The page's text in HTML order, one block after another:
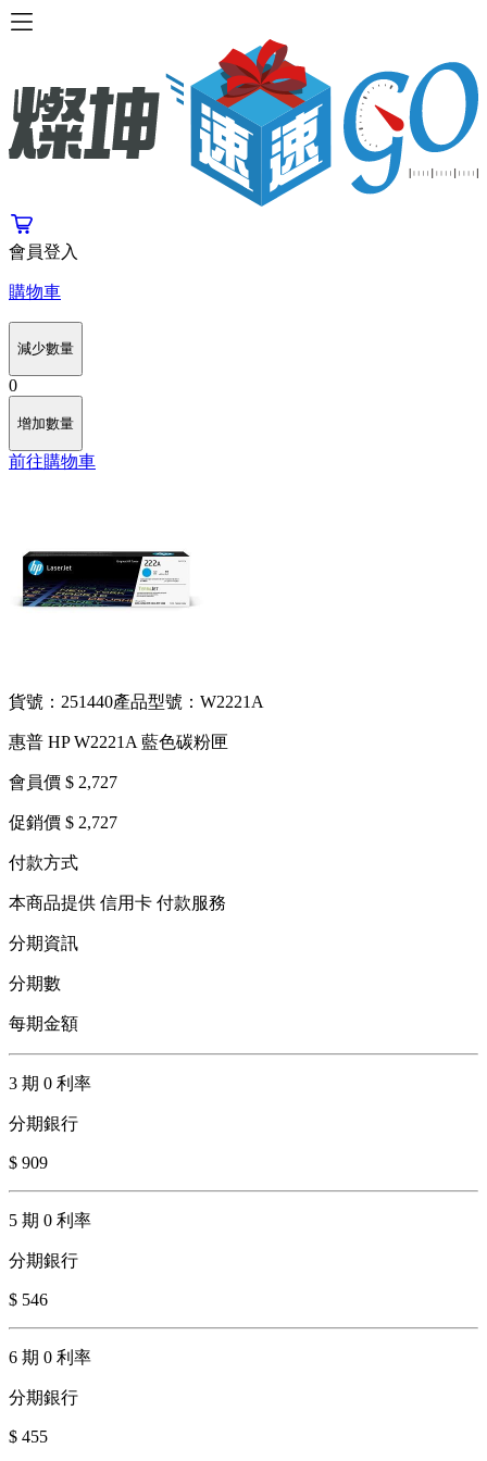
會員登入
購物車
減少數量
0
增加數量
前往購物車
貨號：251440產品型號：W2221A
惠普 HP W2221A 藍色碳粉匣
會員價 $ 2,727
促銷價 $ 2,727
付款方式
本商品提供 信用卡 付款服務
分期資訊
分期數
每期金額
3 期 0 利率
分期銀行
$ 909
5 期 0 利率
分期銀行
$ 546
6 期 0 利率
分期銀行
$ 455